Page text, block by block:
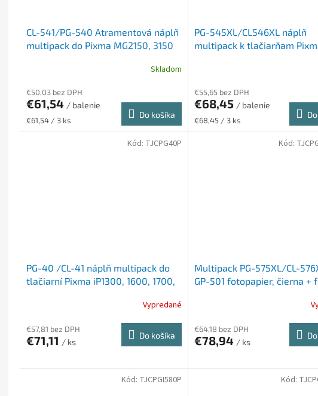
CL-541/PG-540 Atramentová náplň
multipack do Pixma MG2150, 3150
Skladom
€50,03 bez DPH
€61,54 / balenie
Jednotková
cena:
€61,54 / 3 ks
Do košíka
PG-545XL/CL546XL náplň
multipack k tlačiarňam
GP501 (50 strán 10x15)
€55,65 bez DPH
€68,45 / balenie
Jednotková
cena:
€68,45 / 3 ks
PG-40 /CL-41 náplň multipack do
tlačiarní Pixma iP1300, 1600, 1700,
Vypredané
€57,81 bez DPH
€71,11 / ks
Do košíka
Kód: TJCPG40P
Multipack PG-575XL/CL-
GP-501 fotopapier, čierna +
€64,18 bez DPH
€78,94 / ks
Kód:
Kód: TJCPGI580P Kód: